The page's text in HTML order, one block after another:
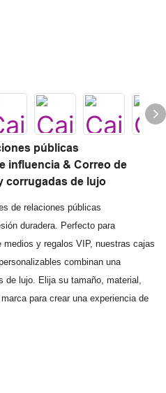
públicas
influencia & Correo de
corrugadas de lujo
de relaciones públicas
duradera. Perfecto para
y regalos VIP, nuestras cajas
combinan una
de lujo. Elija su tamaño, material,
para crear una experiencia de